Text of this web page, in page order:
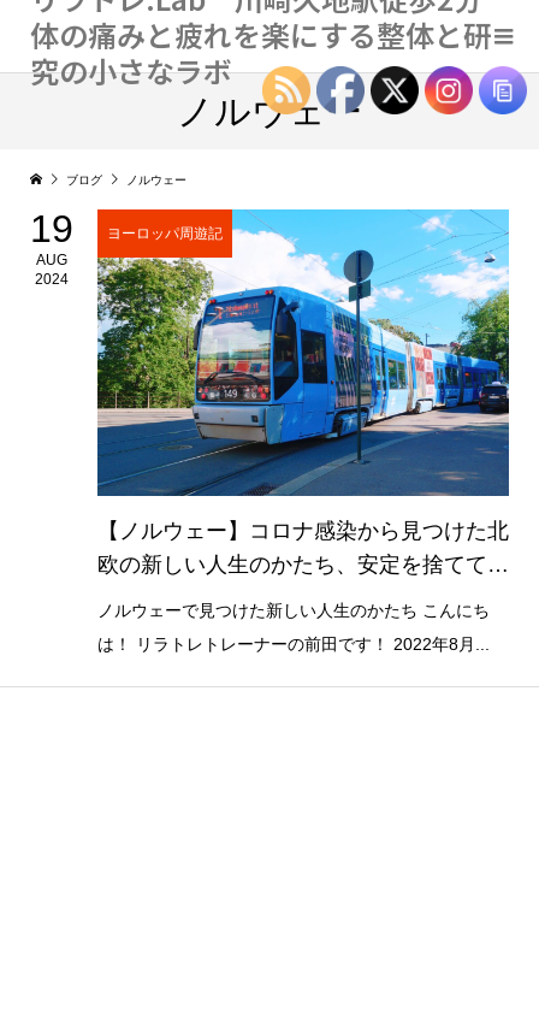
体の痛みと疲れを楽にする整体と研
究の小さなラボ
ノルウェー
ブログ ノルウェー
19
AUG
2024
ヨーロッパ周遊記
【ノルウェー】コロナ感染から見つけた北
欧の新しい人生のかたち、安定を捨てて選
んだ道
ノルウェーで見つけた新しい人生のかたち こんにち
は！ リラトレトレーナーの前田です！ 2022年8月...